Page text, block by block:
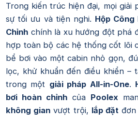
Trong kiến trúc hiện đại, mọi giải
sự tối ưu và tiện nghi. Hộp Công
Chỉnh chính là xu hướng đột phá
hợp toàn bộ các hệ thống cốt lõi
bể bơi vào một cabin nhỏ gọn,
lọc, khử khuẩn đến điều khiển –
trong một giải pháp All-in-One.
bơi hoàn chỉnh của Poolex
không gian vượt trội, lắp đặt đơn